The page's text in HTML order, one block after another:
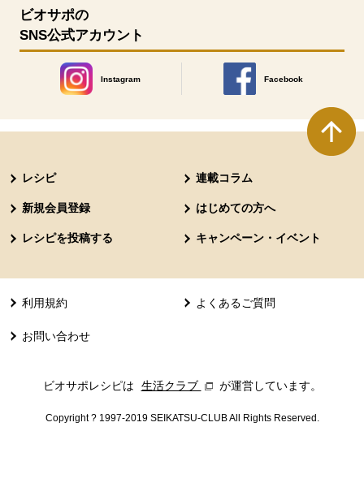
ビオサポの
SNS公式アカウント
Instagram
別のウィンドウで開きます。
Facebook
別のウィンドウで開きます
レシピ 連載コラム
新規会員登録 はじめての方へ
レシピを投稿する キャンペーン・イベント
利用規約 よくあるご質問
お問い合わせ
ビオサポレシピは 生活クラブ 別のウィンドウで開きます。
が運営しています。
Copyright ? 1997-2019 SEIKATSU-CLUB All Rights Reserved.